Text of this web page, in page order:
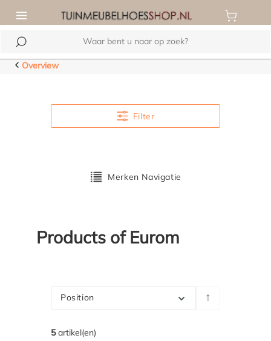
hoofdinhoud
Overview
Filter
Merken Navigatie
Products of Eurom
Position
5artikel(en)